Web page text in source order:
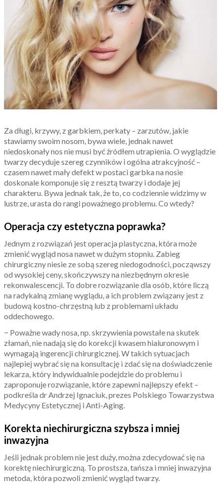
Za długi, krzywy, z garbkiem, perkaty – zarzutów, jakie
stawiamy swoim nosom, bywa wiele, jednak nawet
niedoskonały nos nie musi być źródłem utrapienia. O wyglądzie
twarzy decyduje szereg czynników i ogólna atrakcyjność –
czasem nawet mały defekt w postaci garbka na nosie
doskonale komponuje się z resztą twarzy i dodaje jej
charakteru. Bywa jednak tak, że to, co codziennie widzimy w
lustrze, urasta do rangi poważnego problemu. Co wtedy?
Operacja czy estetyczna poprawka?
Jednym z rozwiązań jest operacja plastyczna, która może
zmienić wygląd nosa nawet w dużym stopniu. Zabieg
chirurgiczny niesie ze sobą szereg niedogodności, począwszy
od wysokiej ceny, skończywszy na niezbędnym okresie
rekonwalescencji. To dobre rozwiązanie dla osób, które liczą
na radykalną zmianę wyglądu, a ich problem związany jest z
budową kostno-chrzęstną lub z problemami układu
oddechowego.
− Poważne wady nosa, np. skrzywienia powstałe na skutek
złamań, nie nadają się do korekcji kwasem hialuronowym i
wymagają ingerencji chirurgicznej. W takich sytuacjach
najlepiej wybrać się na konsultację i zdać się na doświadczenie
lekarza, który indywidualnie podejdzie do problemu i
zaproponuje rozwiązanie, które zapewni najlepszy efekt –
podkreśla dr Andrzej Ignaciuk, prezes Polskiego Towarzystwa
Medycyny Estetycznej i Anti-Aging.
Korekta niechirurgiczna szybsza i mniej
inwazyjna
Jeśli jednak problem nie jest duży, można zdecydować się na
korektę niechirurgiczną. To prostsza, tańsza i mniej inwazyjna
metoda, która pozwoli zmienić wygląd twarzy.